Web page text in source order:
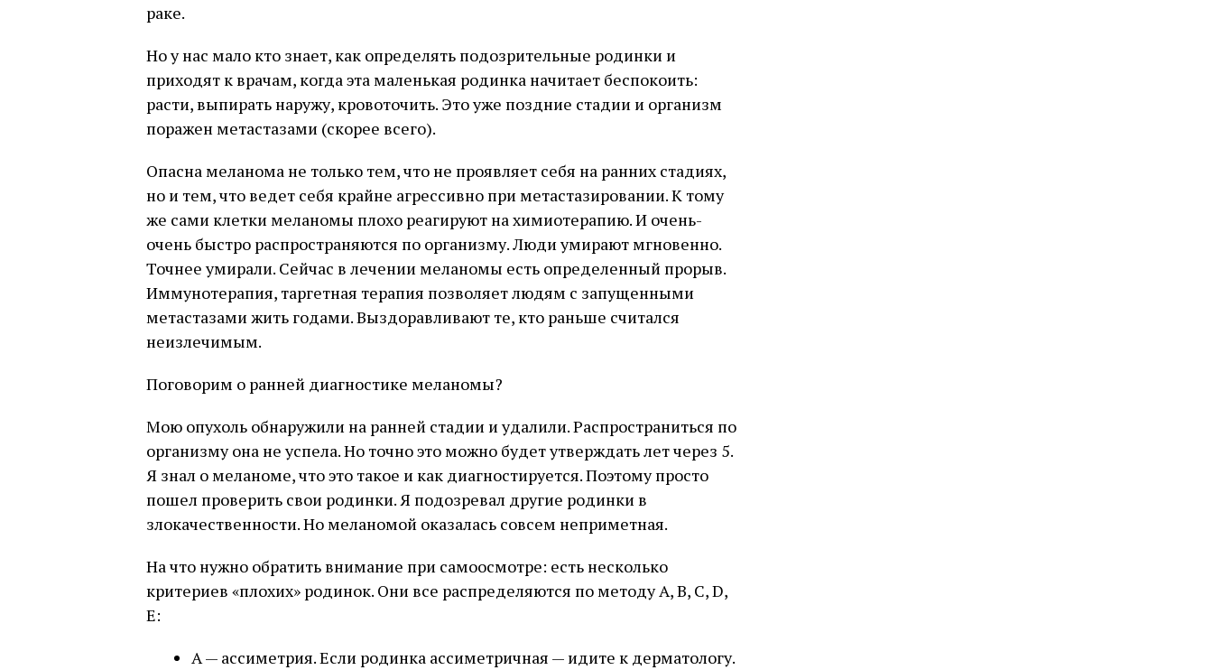
раке.
Но у нас мало кто знает, как определять подозрительные родинки и
приходят к врачам, когда эта маленькая родинка начитает беспокоить:
расти, выпирать наружу, кровоточить. Это уже поздние стадии и организм
поражен метастазами (скорее всего).
Опасна меланома не только тем, что не проявляет себя на ранних стадиях,
но и тем, что ведет себя крайне агрессивно при метастазировании. К тому
же сами клетки меланомы плохо реагируют на химиотерапию. И очень-
очень быстро распространяются по организму. Люди умирают мгновенно.
Точнее умирали. Сейчас в лечении меланомы есть определенный прорыв.
Иммунотерапия, таргетная терапия позволяет людям с запущенными
метастазами жить годами. Выздоравливают те, кто раньше считался
неизлечимым.
Поговорим о ранней диагностике меланомы?
Мою опухоль обнаружили на ранней стадии и удалили. Распространиться по
организму она не успела. Но точно это можно будет утверждать лет через 5.
Я знал о меланоме, что это такое и как диагностируется. Поэтому просто
пошел проверить свои родинки. Я подозревал другие родинки в
злокачественности. Но меланомой оказалась совсем неприметная.
На что нужно обратить внимание при самоосмотре: есть несколько
критериев «плохих» родинок. Они все распределяются по методу A, B, C, D,
E:
А — ассиметрия. Если родинка ассиметричная — идите к дерматологу.